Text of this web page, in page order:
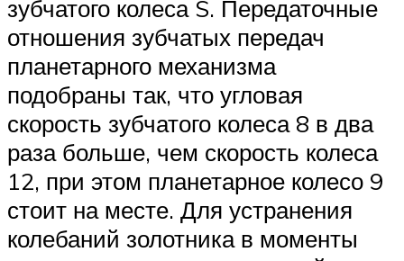
зубчатого колеса S. Передаточные
отношения зубчатых передач
планетарного механизма
подобраны так, что угловая
скорость зубчатого колеса 8 в два
раза больше, чем скорость колеса
12, при этом планетарное колесо 9
стоит на месте. Для устранения
колебаний золотника в моменты